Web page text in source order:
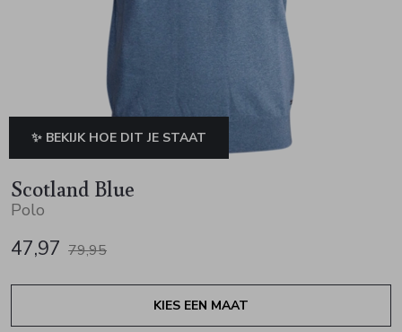
Truien en vesten
T-shirts en polos
Truien en vesten
✨ BEKIJK HOE DIT JE STAAT
Scotland Blue
Polo
47,97 79,95
KIES EEN MAAT